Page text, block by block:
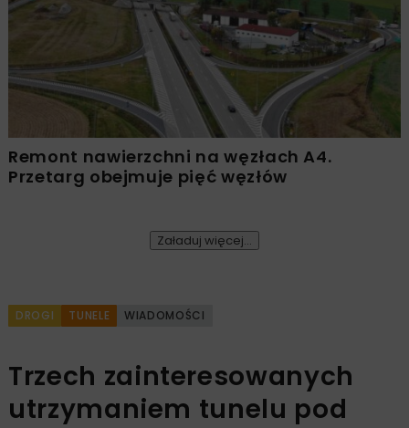
Remont nawierzchni na węzłach A4.
Przetarg obejmuje pięć węzłów
Załaduj więcej...
DROGI TUNELE WIADOMOŚCI
Trzech zainteresowanych
utrzymaniem tunelu pod